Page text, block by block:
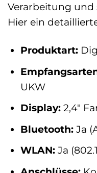
Verarbeitung und
Hier ein
Produktart:
UKW
Display:2,4″
Bluetooth:Ja
WLAN:Ja